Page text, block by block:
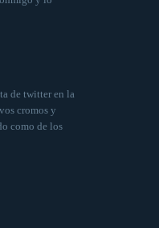
de twitter en la
cromos y
como de los